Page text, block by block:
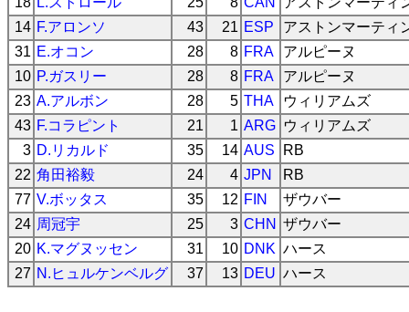
14 F.アロンソ 43 21 ESP
アストンマーティ
31 E.オコン 28 8 FRA
アルピーヌ
10 P.ガスリー 28 8 FRA
アルピーヌ
23 A.アルボン 28 5 THA
ウィリアムズ
43 F.コラピント 21 1 ARG ウィリアムズ
3 D.リカルド 35 14 AUS
RB
22 角田裕毅 24 4 JPN
RB
77 V.ボッタス 35 12 FIN
ザウバー
24 周冠宇 25 3 CHN ザウバー
20 K.マグヌッセン 31 10 DNK ハース
27 N.ヒュルケンベルグ 37 13 DEU ハース